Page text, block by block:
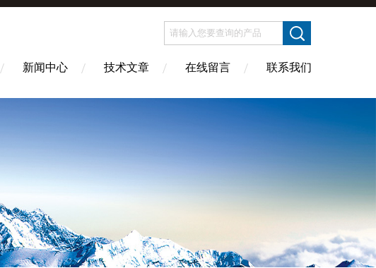
新闻中心 技术文章 在线留言 联系我们